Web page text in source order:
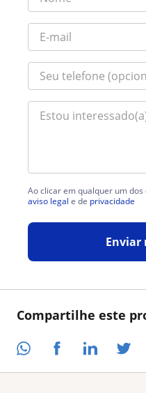
Compartilhe este
Ao clicar em qualquer um
aviso legal e de privacidade
Enviar